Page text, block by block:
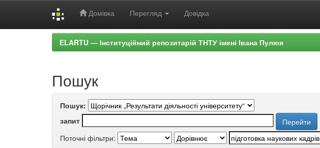
Домівка Перегляд Довідка
ELARTU — Інституційний репозитарій ТНТУ імені Івана Пулюя
Пошук
Пошук:
запит
Поточні фільтри: